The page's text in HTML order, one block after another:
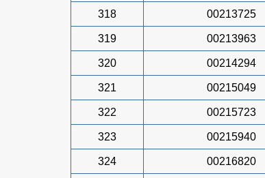
318 00213725
319 00213963
320 00214294
321 00215049
322 00215723
323 00215940
324 00216820